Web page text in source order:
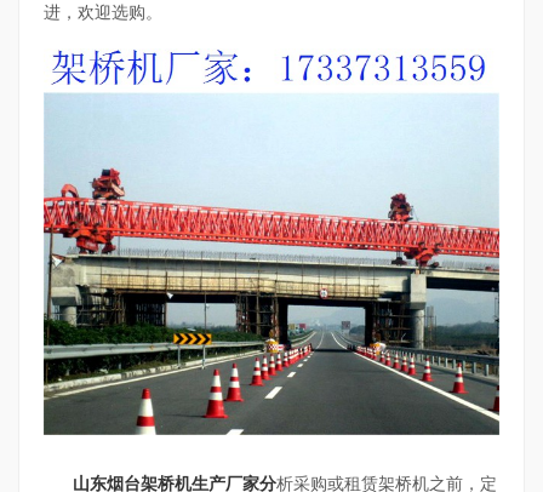
进，欢迎选购。
山东烟台架桥机生产厂家分析采购或租赁架桥机之前，定